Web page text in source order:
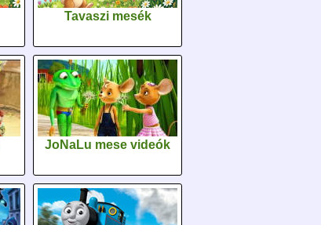
Tavaszi mesék
JoNaLu mese videók